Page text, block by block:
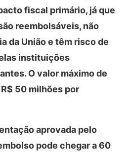
fiscal primário, já que
reembolsáveis, não
da União e têm risco de
instituições
O valor máximo de
50 milhões por
aprovada pelo
pode chegar a 60